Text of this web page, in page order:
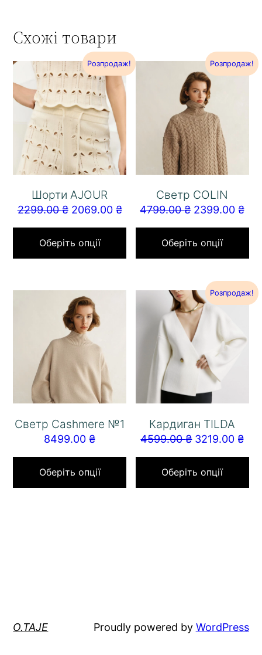
Схожі товари
Розпродаж!
Шорти AJOUR
2299.00₴ 2069.00 ₴
Оберіть опції
Розпродаж!
Светр COLIN
4799.00₴ 2399.00 ₴
Оберіть опції
Светр Cashmere №1
8499.00 ₴
Оберіть опції
Розпродаж!
Кардиган TILDA
4599.00₴ 3219.00 ₴
Оберіть опції
O.TAJE Proudly powered by WordPress